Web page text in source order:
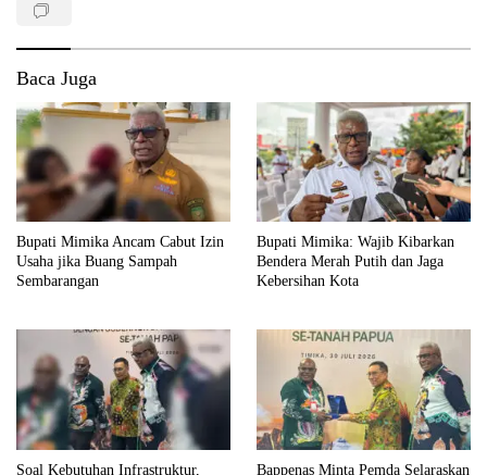
Baca Juga
Bupati Mimika Ancam Cabut Izin
Usaha jika Buang Sampah
Sembarangan
Bupati Mimika: Wajib Kibarkan
Bendera Merah Putih dan Jaga
Kebersihan Kota
Soal Kebutuhan Infrastruktur, Bappenas Minta Pemda Selaraskan